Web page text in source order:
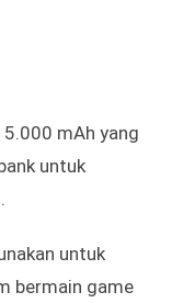
mAh yang
untuk
untuk
bermain game